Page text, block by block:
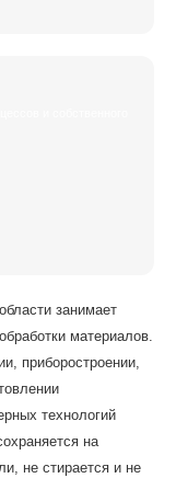
занимает
материалов.
приборостроении,
технологий
на
не стирается и не